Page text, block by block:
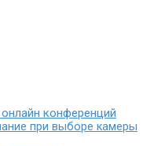
конференций
при выборе камеры